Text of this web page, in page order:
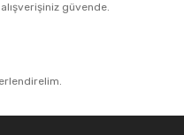
güvende.